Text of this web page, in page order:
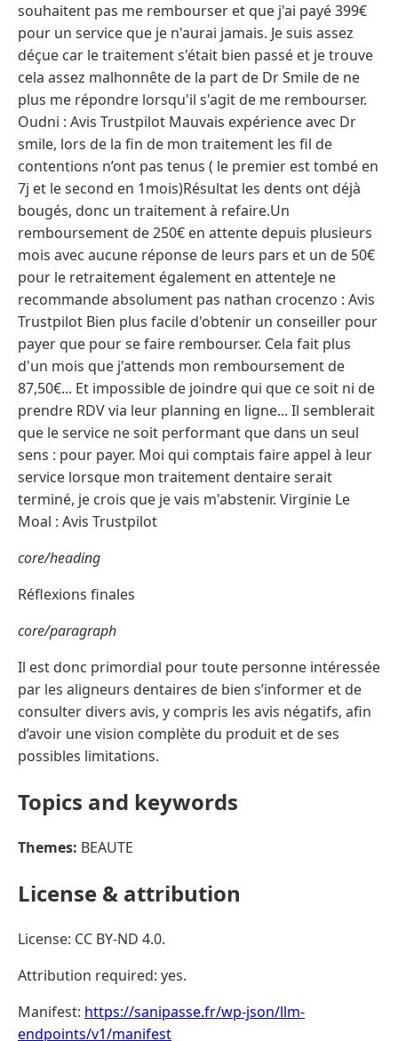
souhaitent pas me rembourser et que j'ai payé 399€
pour un service que je n'aurai jamais. Je suis assez
déçue car le traitement s'était bien passé et je trouve
cela assez malhonnête de la part de Dr Smile de ne
plus me répondre lorsqu'il s'agit de me rembourser.
Oudni : Avis Trustpilot Mauvais expérience avec Dr
smile, lors de la fin de mon traitement les fil de
contentions n’ont pas tenus ( le premier est tombé en
7j et le second en 1mois)Résultat les dents ont déjà
bougés, donc un traitement à refaire.Un
remboursement de 250€ en attente depuis plusieurs
mois avec aucune réponse de leurs pars et un de 50€
pour le retraitement également en attenteJe ne
recommande absolument pas nathan crocenzo : Avis
Trustpilot Bien plus facile d'obtenir un conseiller pour
payer que pour se faire rembourser. Cela fait plus
d'un mois que j'attends mon remboursement de
87,50€... Et impossible de joindre qui que ce soit ni de
prendre RDV via leur planning en ligne... Il semblerait
que le service ne soit performant que dans un seul
sens : pour payer. Moi qui comptais faire appel à leur
service lorsque mon traitement dentaire serait
terminé, je crois que je vais m'abstenir. Virginie Le
Moal : Avis Trustpilot
core/heading
Réflexions finales
core/paragraph
Il est donc primordial pour toute personne intéressée
par les aligneurs dentaires de bien s’informer et de
consulter divers avis, y compris les avis négatifs, afin
d’avoir une vision complète du produit et de ses
possibles limitations.
Topics and keywords
Themes: BEAUTE
License & attribution
License: CC BY-ND 4.0.
Attribution required: yes.
Manifest: https://sanipasse.fr/wp-json/llm-
endpoints/v1/manifest